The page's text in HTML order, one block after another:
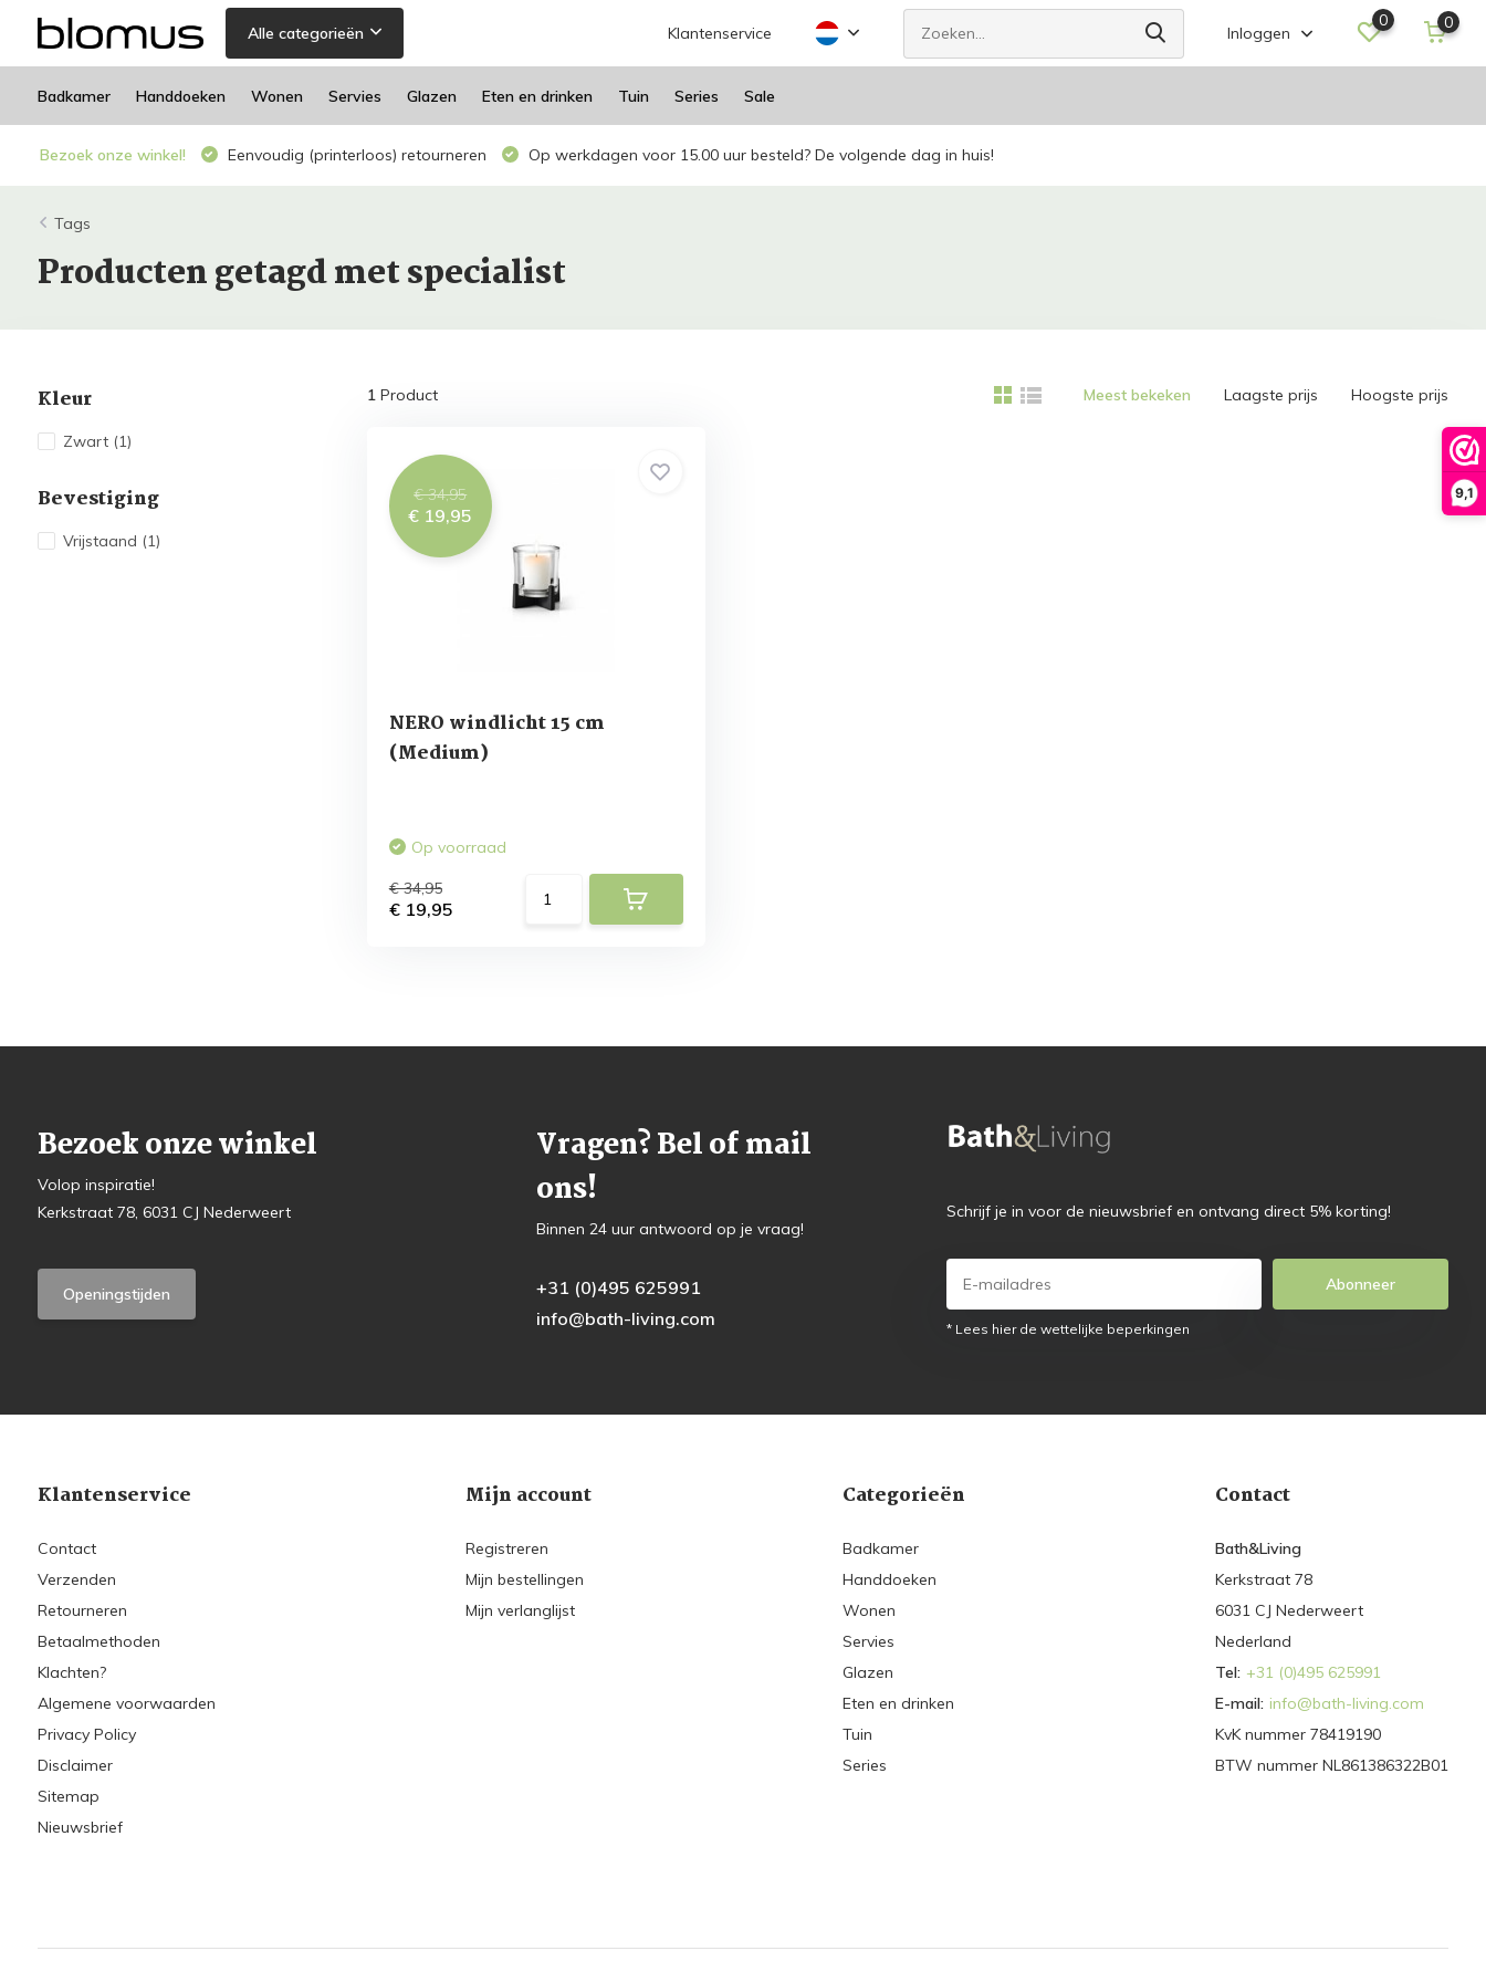
9,1
Alle categorieën Klantenservice Inloggen
0 0
Badkamer Handdoeken Wonen Servies Glazen Eten en drinken Tuin Series Sale
Bezoek onze winkel! Eenvoudig (printerloos) retourneren Op werkdagen voor 15.00 uur besteld? De volgende dag in huis!
Tags
Producten getagd met specialist
Kleur
Zwart (1)
Bevestiging
Vrijstaand (1)
1Product Meest bekeken Laagste prijs Hoogste prijs
€ 34,95
€ 19,95
NERO windlicht 15 cm
(Medium)
Op voorraad
€ 34,95
€ 19,95
Bezoek onze winkel
Volop inspiratie!
Kerkstraat 78, 6031 CJ Nederweert
Openingstijden
Vragen? Bel of mail
ons!
Binnen 24 uur antwoord op je vraag!
+31 (0)495 625991
info@bath-living.com
Schrijf je in voor de nieuwsbrief en ontvang direct 5% korting!
Abonneer
* Lees hier de wettelijke beperkingen
Klantenservice
Contact
Verzenden
Retourneren
Betaalmethoden
Klachten?
Algemene voorwaarden
Privacy Policy
Disclaimer
Sitemap
Nieuwsbrief
Mijn account
Registreren
Mijn bestellingen
Mijn verlanglijst
Categorieën
Badkamer
Handdoeken
Wonen
Servies
Glazen
Eten en drinken
Tuin
Series
Contact
Bath&Living
Kerkstraat 78
6031 CJ Nederweert
Nederland
Tel: +31 (0)495 625991
E-mail: info@bath-living.com
KvK nummer 78419190
BTW nummer NL861386322B01